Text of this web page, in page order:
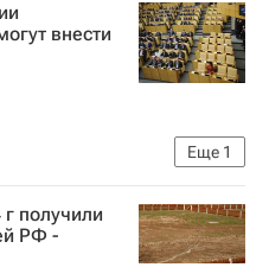
внести
Еще 1
получили
РФ -